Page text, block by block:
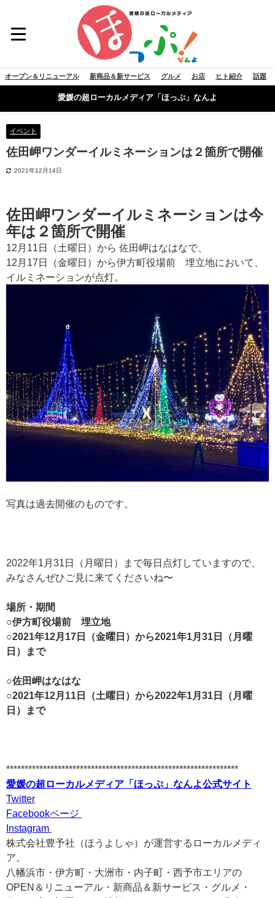
オープン＆リニューアル 新商品＆新サービス グルメ お店 ヒト紹介 話題
愛媛の超ローカルメディア「ほっぷ」なんよ
イベント
佐田岬ワンダーイルミネーションは２箇所で開催
2021年12月14日
佐田岬ワンダーイルミネーションは今
年は２箇所で開催
12月11日（土曜日）から 佐田岬はなはなで、
12月17日（金曜日）から伊方町役場前 埋立地において、
イルミネーションが点灯。
写真は過去開催のものです。
2022年1月31日（月曜日）まで毎日点灯していますので、
みなさんぜひご見に来てくださいね〜
場所・期間
○伊方町役場前 埋立地
○2021年12月17日（金曜日）から2021年1月31日（月曜
日）まで
○佐田岬はなはな
○2021年12月11日（土曜日）から2022年1月31日（月曜
日）まで
***************************************************************
愛媛の超ローカルメディア「ほっぷ」なんよ公式サイト
Twitter
Facebookページ
Instagram
株式会社豊予社（ほうよしゃ）が運営するローカルメディ
ア。
八幡浜市・伊方町・大洲市・内子町・西予市エリアの
OPEN＆リニューアル・新商品＆新サービス・グルメ・